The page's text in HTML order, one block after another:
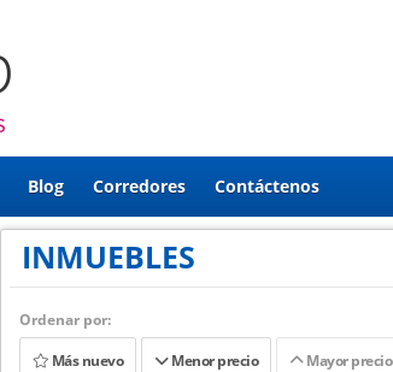
Blog Corredores Contáctenos
INMUEBLES
Ordenar por:
Más nuevo
Menor precio Mayor precio